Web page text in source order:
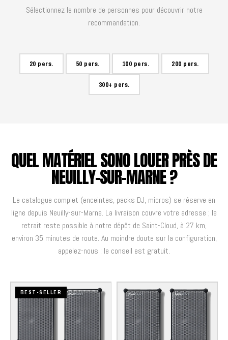
Sélectionnez le nombre de personnes pour découvrir notre
recommandation.
20 pers. 50 pers. 100 pers. 200 pers.
300+ pers.
QUEL MATÉRIEL SONO LOUER PRÈS DE
NEUILLY-SUR-MARNE ?
Le catalogue complet (enceintes, packs DJ, micros) se réserve en
ligne depuis Neuilly-sur-Marne. La livraison couvre votre adresse ; le
retrait reste possible à notre dépôt de Saint-Cloud, à 27 km,
environ 35 minutes de route. Au moindre doute sur la configuration,
appelez-nous : le conseil est gratuit.
BEST-SELLER